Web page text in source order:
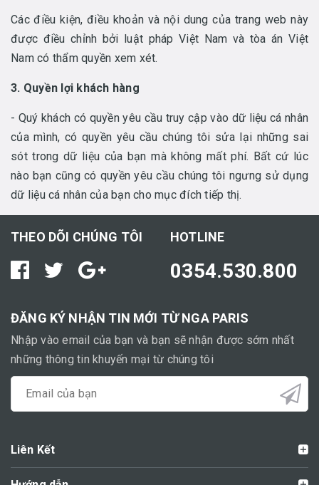
Các điều kiện, điều khoản và nội dung của trang web này
được điều chỉnh bởi luật pháp Việt Nam và tòa án Việt
Nam có thẩm quyền xem xét.
3. Quyền lợi khách hàng
- Quý khách có quyền yêu cầu truy cập vào dữ liệu cá nhân
của mình, có quyền yêu cầu chúng tôi sửa lại những sai
sót trong dữ liệu của bạn mà không mất phí. Bất cứ lúc
nào bạn cũng có quyền yêu cầu chúng tôi ngưng sử dụng
dữ liệu cá nhân của bạn cho mục đích tiếp thị.
THEO DÕI CHÚNG TÔI HOTLINE
0354.530.800
ĐĂNG KÝ NHẬN TIN MỚI TỪ NGA PARIS
Nhập vào email của bạn và bạn sẽ nhận được sớm nhất
những thông tin khuyến mại từ chúng tôi
Liên Kết